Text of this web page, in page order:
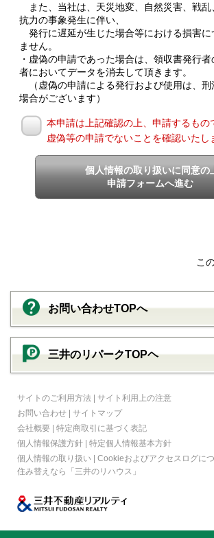
また、当社は、天災地変、自然災害、戦乱
抗力の事象発生に伴い、
発行に遅延が生じた場合等における損害に
ません。
・虚偽の申請であった場合は、領収書発行
者においてデータを消去して頂きます。
（虚偽の申請による発行および使用は、刑
場合がございます）
本申請は上記確認の上、申請するもの
虚偽等の申請でないことを確認いたし
個人情報の取り扱いに同意の
申請フォームへ進む
こ
お問い合わせTOPへ
三井のリパークTOPヘ
サイトのご利用方法 | サイト利用上の注意
お問い合わせ | サイトマップ
会社概要 | 特定商取引に基づく表記
個人情報保護方針 | 特定個人情報基本方針
個人情報の取り扱い | Cookieおよびアクセスログに
住み替えなら
「三井のリハウス」